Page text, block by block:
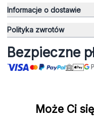
Informacje o dostawie
Polityka zwrotów
Bezpieczne
Może Ci